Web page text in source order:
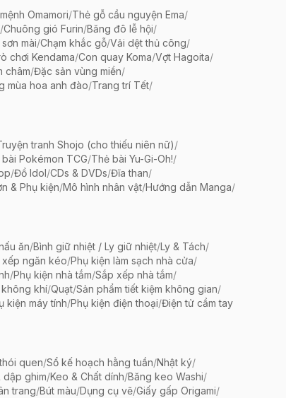
Omamori/Thẻ gỗ cầu nguyện Ema/
/Chuông gió Furin/Băng đô lễ hội/
mài/Chạm khắc gỗ/Vải dệt thủ công/
chơi Kendama/Con quay Koma/Vợt Hagoita/
châm/Đặc sản vùng miền/
mùa hoa anh đào/Trang trí Tết/
tranh Shojo (cho thiếu niên nữ)/
bài Pokémon TCG/Thẻ bài Yu-Gi-Oh!/
/Đồ Idol/CDs & DVDs/Đĩa than/
& Phụ kiện/Mô hình nhân vật/Hướng dẫn Manga/
ăn/Bình giữ nhiệt / Ly giữ nhiệt/Ly & Tách/
xếp ngăn kéo/Phụ kiện làm sạch nhà cửa/
/Phụ kiện nhà tắm/Sắp xếp nhà tắm/
khí/Quạt/Sản phẩm tiết kiệm không gian/
kiện máy tính/Phụ kiện điện thoại/Điện tử cầm tay
quen/Sổ kế hoạch hằng tuần/Nhật ký/
dập ghim/Keo & Chất dính/Băng keo Washi/
trang/Bút màu/Dụng cụ vẽ/Giấy gấp Origami/